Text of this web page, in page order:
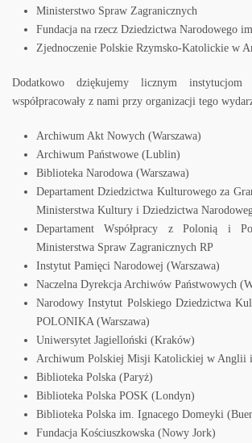
Ministerstwo Spraw Zagranicznych
Fundacja na rzecz Dziedzictwa Narodowego
Zjednoczenie Polskie Rzymsko-Katolickie w
Dodatkowo dziękujemy licznym
współpracowały z nami przy organizacji tego
Archiwum Akt Nowych (Warszawa)
Archiwum Państwowe (Lublin)
Biblioteka Narodowa (Warszawa)
Departament Dziedzictwa Kulturowego za
Ministerstwa Kultury i Dziedzictwa
Departament Współpracy z Polonią i
Ministerstwa Spraw Zagranicznych RP
Instytut Pamięci Narodowej (Warszawa)
Naczelna Dyrekcja Archiwów Państwowych
Narodowy Instytut Polskiego Dziedzictwa
POLONIKA (Warszawa)
Uniwersytet Jagielloński (Kraków)
Archiwum Polskiej Misji Katolickiej w Anglii
Biblioteka Polska (Paryż)
Biblioteka Polska POSK (Londyn)
Biblioteka Polska im. Ignacego Domeyki
Fundacja Kościuszkowska (Nowy Jork)